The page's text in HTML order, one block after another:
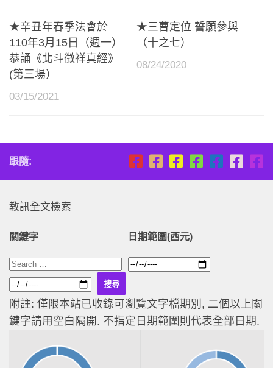
★辛丑年春季法會於
110年3月15日（週一）
恭誦《北斗徵祥真經》
(第三場）
03/15/2021
★三曹定位 誓願參與
（十之七）
08/24/2020
跟隨:
教訊全文檢索
關鍵字 日期範圍(西元)
附註: 僅限本站已收錄可瀏覽文字檔期別, 二個以上關
鍵字請用空白隔開. 不指定日期範圍則代表全部日期.